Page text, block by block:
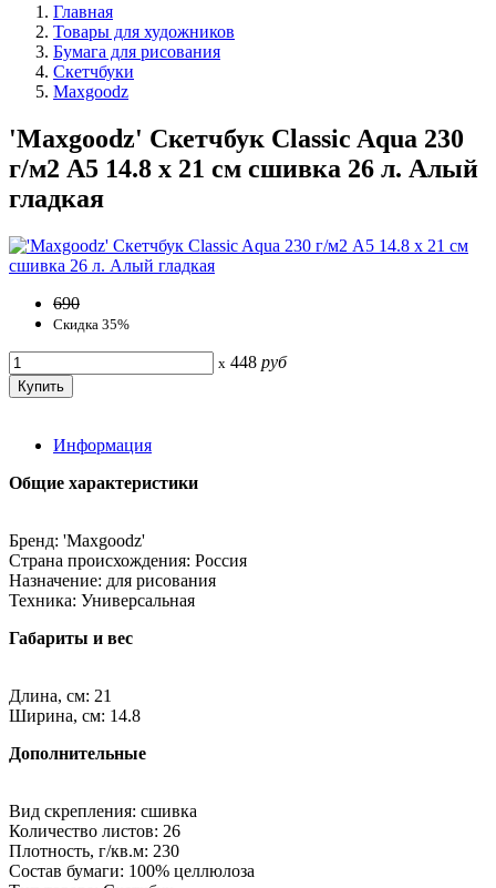
Главная
Товары для художников
Бумага для рисования
Скетчбуки
Maxgoodz
'Maxgoodz' Скетчбук Classic Aqua 230
г/м2 A5 14.8 х 21 см сшивка 26 л. Алый
гладкая
690
Скидка 35%
x 448 руб
Информация
Общие характеристики
Бренд: 'Maxgoodz'
Страна происхождения: Россия
Назначение: для рисования
Техника: Универсальная
Габариты и вес
Длина, см: 21
Ширина, см: 14.8
Дополнительные
Вид скрепления: сшивка
Количество листов: 26
Плотность, г/кв.м: 230
Состав бумаги: 100% целлюлоза